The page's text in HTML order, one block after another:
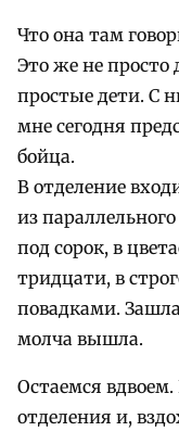
Что она там
Это же не просто
простые дети. С
мне сегодня
бойца.
В отделение
из
под сорок, в
тридцати, в
повадками.
молча вышла.
Остаемся вдвоем.
отделения и,